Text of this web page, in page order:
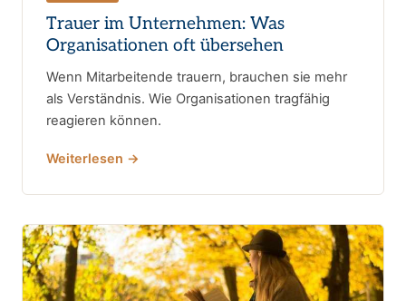
Trauer im Unternehmen: Was
Organisationen oft übersehen
Wenn Mitarbeitende trauern, brauchen sie mehr
als Verständnis. Wie Organisationen tragfähig
reagieren können.
Weiterlesen →